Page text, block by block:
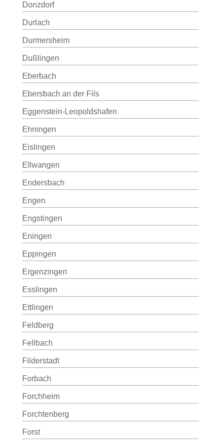
Donzdorf
Durlach
Durmersheim
Dußlingen
Eberbach
Ebersbach an der Fils
Eggenstein-Leopoldshafen
Ehningen
Eislingen
Ellwangen
Endersbach
Engen
Engstingen
Eningen
Eppingen
Ergenzingen
Esslingen
Ettlingen
Feldberg
Fellbach
Filderstadt
Forbach
Forchheim
Forchtenberg
Forst